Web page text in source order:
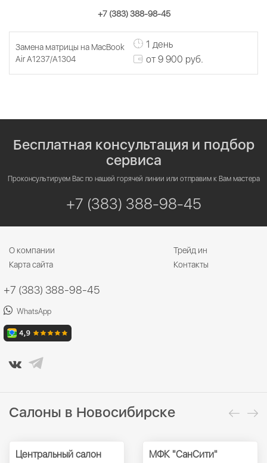
+7 (383) 388-98-45
Замена матрицы на MacBook
Air A1237/A1304
1 день
от 9 900 руб.
Бесплатная консультация и подбор
сервиса
Проконсультируем Вас по нашей горячей линии или отправим к Вам мастера
+7 (383) 388-98-45
О компании
Трейд ин
Карта сайта
Контакты
+7 (383) 388-98-45
WhatsApp
Салоны в Новосибирске
Центральный салон МФК "СанСити"